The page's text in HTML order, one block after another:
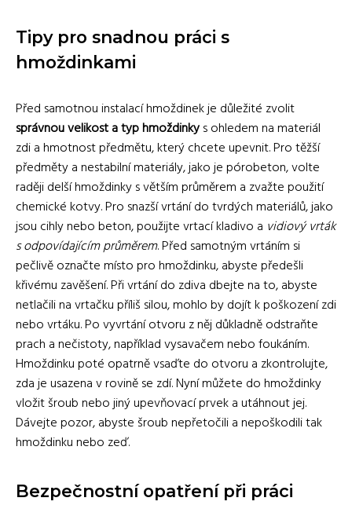
Tipy pro snadnou práci s
hmoždinkami
Před samotnou instalací hmoždinek je důležité zvolit
správnou velikost a typ hmoždinkys ohledem na materiál
zdi a hmotnost předmětu, který chcete upevnit. Pro těžší
předměty a nestabilní materiály, jako je pórobeton, volte
raději delší hmoždinky s větším průměrem a zvažte použití
chemické kotvy. Pro snazší vrtání do tvrdých materiálů, jako
jsou cihly nebo beton, použijte vrtací kladivo a vidiový vrták
s odpovídajícím průměrem. Před samotným vrtáním si
pečlivě označte místo pro hmoždinku, abyste předešli
křivému zavěšení. Při vrtání do zdiva dbejte na to, abyste
netlačili na vrtačku příliš silou, mohlo by dojít k poškození zdi
nebo vrtáku. Po vyvrtání otvoru z něj důkladně odstraňte
prach a nečistoty, například vysavačem nebo foukáním.
Hmoždinku poté opatrně vsaďte do otvoru a zkontrolujte,
zda je usazena v rovině se zdí. Nyní můžete do hmoždinky
vložit šroub nebo jiný upevňovací prvek a utáhnout jej.
Dávejte pozor, abyste šroub nepřetočili a nepoškodili tak
hmoždinku nebo zeď.
Bezpečnostní opatření při práci